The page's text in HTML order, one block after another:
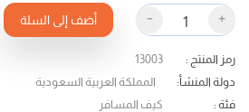
- + أضف إلى السلة
رمز المنتج :
13003
دولة المنشأ:
المملكة العربية السعودية
فئة :
كيف المسافر